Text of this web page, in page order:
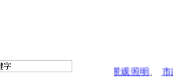
、公园广场照明、 园林景观照明、 市